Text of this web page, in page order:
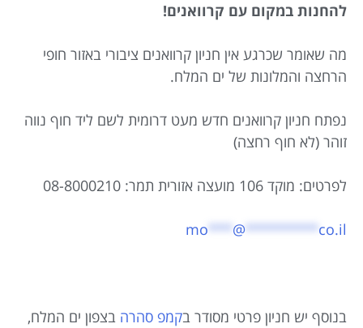
להחנות במקום עם קרוואנים!
מה שאומר שכרגע אין חניון קרוואנים ציבורי באזור חופי
הרחצה והמלונות של ים המלח.
נפתח חניון קרוואנים חדש מעט דרומית לשם ליד חוף נווה
זוהר (לא חוף רחצה)
לפרטים: מוקד 106 מועצה אזורית תמר: 08-8000210
mo *** @********* co.il
בנוסף יש חניון פרטי מסודר בקמפ סהרה בצפון ים המלח,